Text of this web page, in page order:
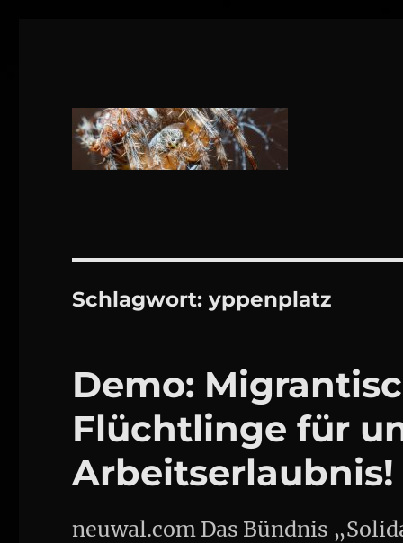
Schlagwort:yppenplatz
Demo:
Flüchtlinge für
neuwal.com Das Bündnis